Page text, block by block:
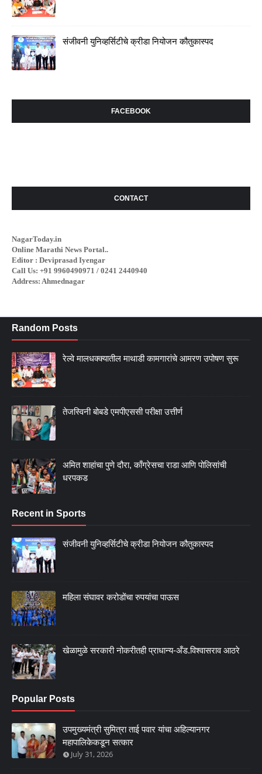
संजीवनी युनिव्हर्सिटीचे क्रीडा नियोजन कौतुकास्पद
FACEBOOK
CONTACT
NagarToday.in
Online Marathi News Portal..
Editor : Deviprasad Iyengar
Call Us: +91 9960490971 / 0241 2440940
Address: Ahmednagar
Random Posts
रेल्वे मालधक्क्यातील माथाडी कामगारांचे आमरण उपोषण सुरू
तेजस्विनी बोबडे एमपीएससी परीक्षा उत्तीर्ण
अमित शाहांचा पुणे दौरा, काँग्रेसचा राडा आणि पोलिसांची
धरपकड
Recent in Sports
संजीवनी युनिव्हर्सिटीचे क्रीडा नियोजन कौतुकास्पद
महिला संघावर करोडोंचा रुपयांचा पाऊस
खेळामुळे सरकारी नोकरीतही प्राधान्य-अँड.विश्वासराव आठरे
Popular Posts
उपमुख्यमंत्री सुमित्रा ताई पवार यांचा अहिल्यानगर
महापालिकेकडून सत्कार
July 31, 2026